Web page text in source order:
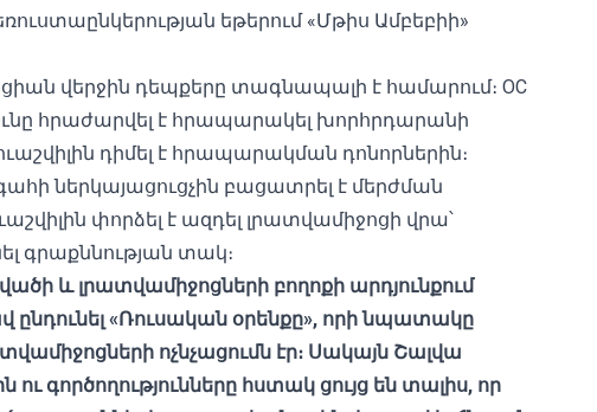
եթերում «Մթիս Ամբեբիի»
վերջին դեպքերը տագնապալի է համարում։ OC
հրաժարվել է հրապարակել խորհրդարանի
դիմել է հրապարակման դոնորներին։
ներկայացուցչին բացատրել է մերժման
փորձել է ազդել լրատվամիջոցի վրա՝
գրաքննության տակ։
և լրատվամիջոցների բողոքի արդյունքում
«Ռուսական օրենքը», որի նպատակը
ոչնչացումն էր։ Սակայն Շալվա
գործողությունները հստակ ցույց են տալիս, որ